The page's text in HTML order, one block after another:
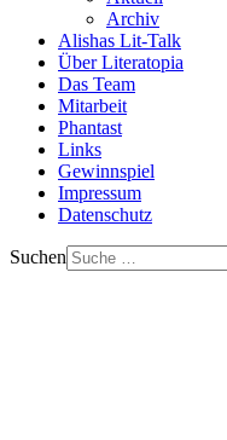
Archiv
Alishas Lit-Talk
Über Literatopia
Das Team
Mitarbeit
Phantast
Links
Gewinnspiel
Impressum
Datenschutz
Suchen